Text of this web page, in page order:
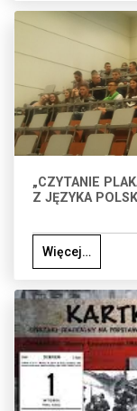
„CZYTANIE
Z JĘZYKA
Więcej…